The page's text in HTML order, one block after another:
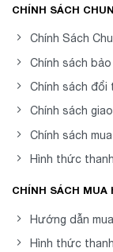
CHÍNH SÁCH
Chính Sách
Chính sách
Chính sách đổi
Chính sách
Chính sách
Hình thức
CHÍNH SÁCH MUA
Hướng dẫn
Hình thức